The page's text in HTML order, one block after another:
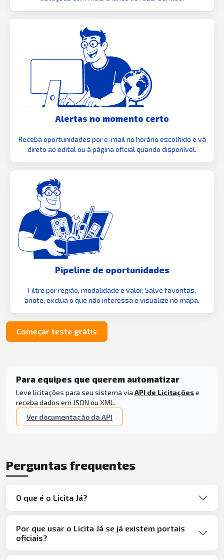
Alertas no momento certo
Receba oportunidades por e-mail no horário escolhido e vá
direto ao edital ou à página oficial quando disponível.
Pipeline de oportunidades
Filtre por região, modalidade e valor. Salve favoritas,
anote, exclua o que não interessa e visualize no mapa.
Começar teste grátis
Para equipes que querem automatizar
Leve licitações para seu sistema via API de Licitaçõese
receba dados em JSON ou XML.
Ver documentação da API
Perguntas frequentes
O que é o Licita Já?
Por que usar o Licita Já se já existem portais
oficiais?